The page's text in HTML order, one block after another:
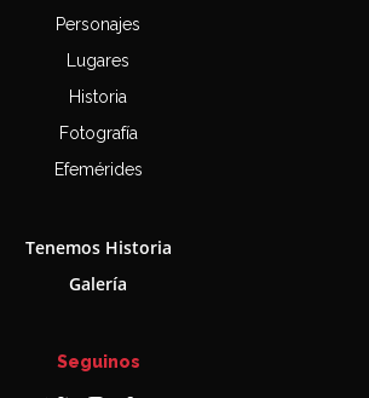
Personajes
Lugares
Historia
Fotografía
Efemérides
Tenemos Historia
Galería
Seguinos